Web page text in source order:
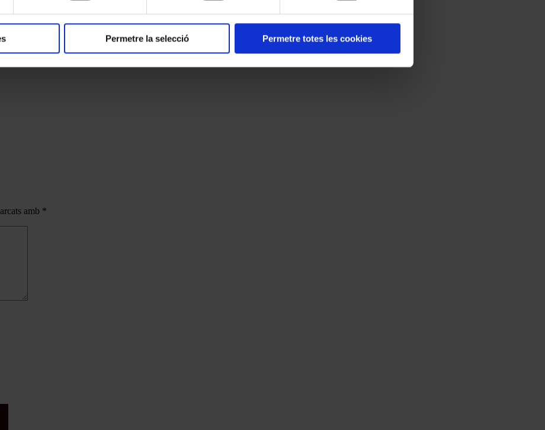
Permetre la selecció Permetre totes les cookies
amb *